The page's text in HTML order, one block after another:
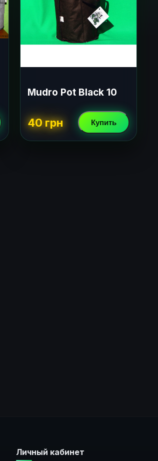
Mudro Pot Black 10
40 грн Купить
Личный кабинет